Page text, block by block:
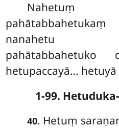
Nahetuṃ
nanahetu
pahātabbahetuko
hetupaccayā… hetuyā
1-99.
40. Hetuṃ